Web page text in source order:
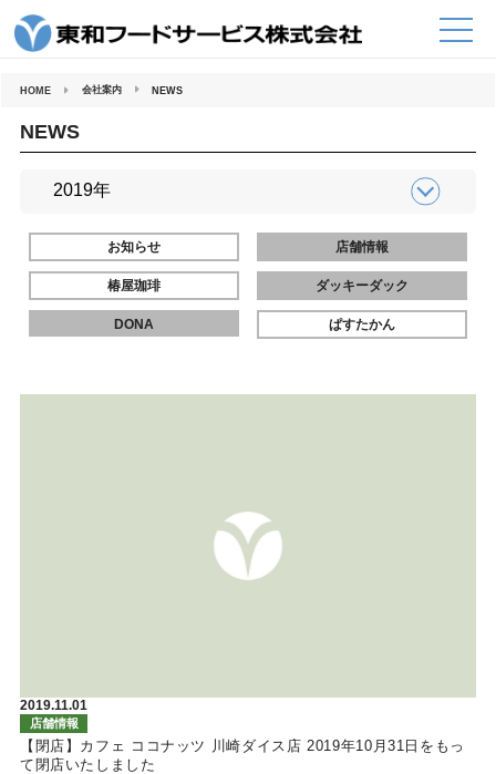
HOME 会社案内 NEWS
NEWS
お知らせ 店舗情報
椿屋珈琲 ダッキーダック
DONA ぱすたかん
2019.11.01
店舗情報
【閉店】カフェ ココナッツ 川崎ダイス店 2019年10月31日をもっ
て閉店いたしました